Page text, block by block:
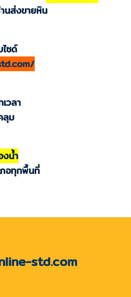
นส่งขายหิน
ซด์
วลา
ลุม
น้ำ
ภอทุกพื้นที่
std.com